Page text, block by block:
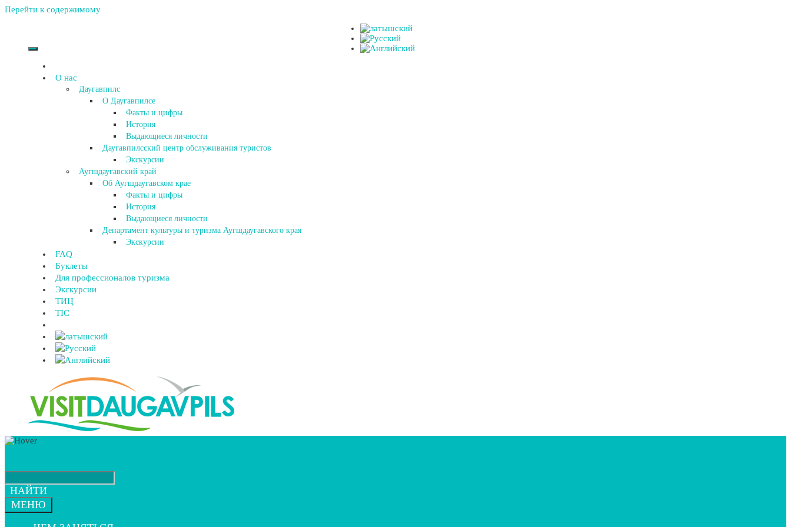
Перейти к содержимому
О нас
Даугавпилс
О Даугавпилсе
Факты и цифры
История
Выдающиеся личности
Даугавпилсский центр обслуживания туристов
Экскурсии
Аугшдаугавский край
Об Аугшдаугавском крае
Факты и цифры
История
Выдающиеся личности
Департамент культуры и туризма Аугшдаугавского края
Экскурсии
FAQ
Буклеты
Для профессионалов туризма
Экскурсии
ТИЦ
TIC
НАЙТИ
МЕНЮ